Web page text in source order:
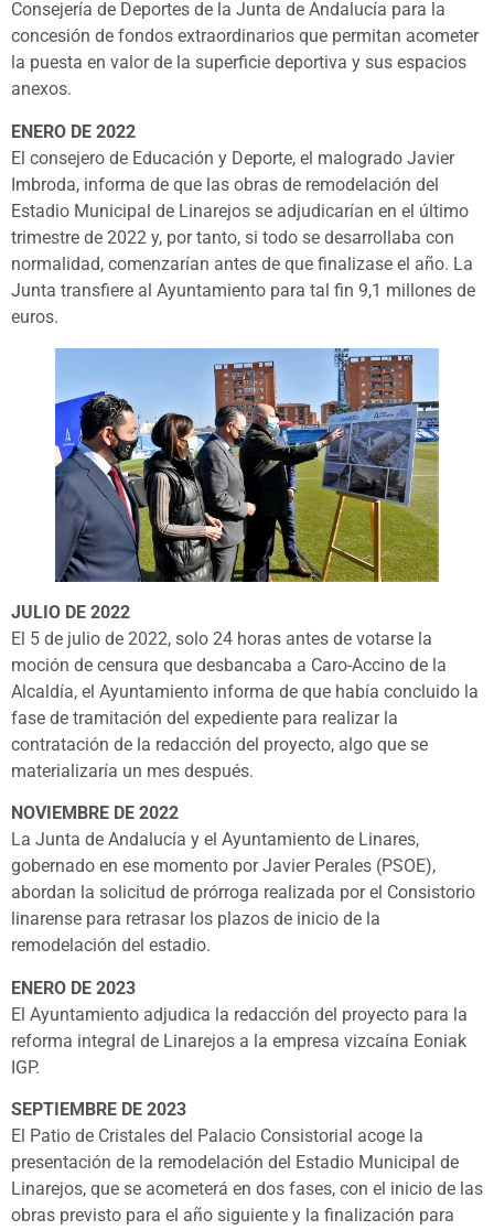
Consejería de Deportes de la Junta de Andalucía para la
concesión de fondos extraordinarios que permitan acometer
la puesta en valor de la superficie deportiva y sus espacios
anexos.
ENERO DE 2022
El consejero de Educación y Deporte, el malogrado Javier
Imbroda, informa de que las obras de remodelación del
Estadio Municipal de Linarejos se adjudicarían en el último
trimestre de 2022 y, por tanto, si todo se desarrollaba con
normalidad, comenzarían antes de que finalizase el año. La
Junta transfiere al Ayuntamiento para tal fin 9,1 millones de
euros.
JULIO DE 2022
El 5 de julio de 2022, solo 24 horas antes de votarse la
moción de censura que desbancaba a Caro-Accino de la
Alcaldía, el Ayuntamiento informa de que había concluido la
fase de tramitación del expediente para realizar la
contratación de la redacción del proyecto, algo que se
materializaría un mes después.
NOVIEMBRE DE 2022
La Junta de Andalucía y el Ayuntamiento de Linares,
gobernado en ese momento por Javier Perales (PSOE),
abordan la solicitud de prórroga realizada por el Consistorio
linarense para retrasar los plazos de inicio de la
remodelación del estadio.
ENERO DE 2023
El Ayuntamiento adjudica la redacción del proyecto para la
reforma integral de Linarejos a la empresa vizcaína Eoniak
IGP.
SEPTIEMBRE DE 2023
El Patio de Cristales del Palacio Consistorial acoge la
presentación de la remodelación del Estadio Municipal de
Linarejos, que se acometerá en dos fases, con el inicio de las
obras previsto para el año siguiente y la finalización para